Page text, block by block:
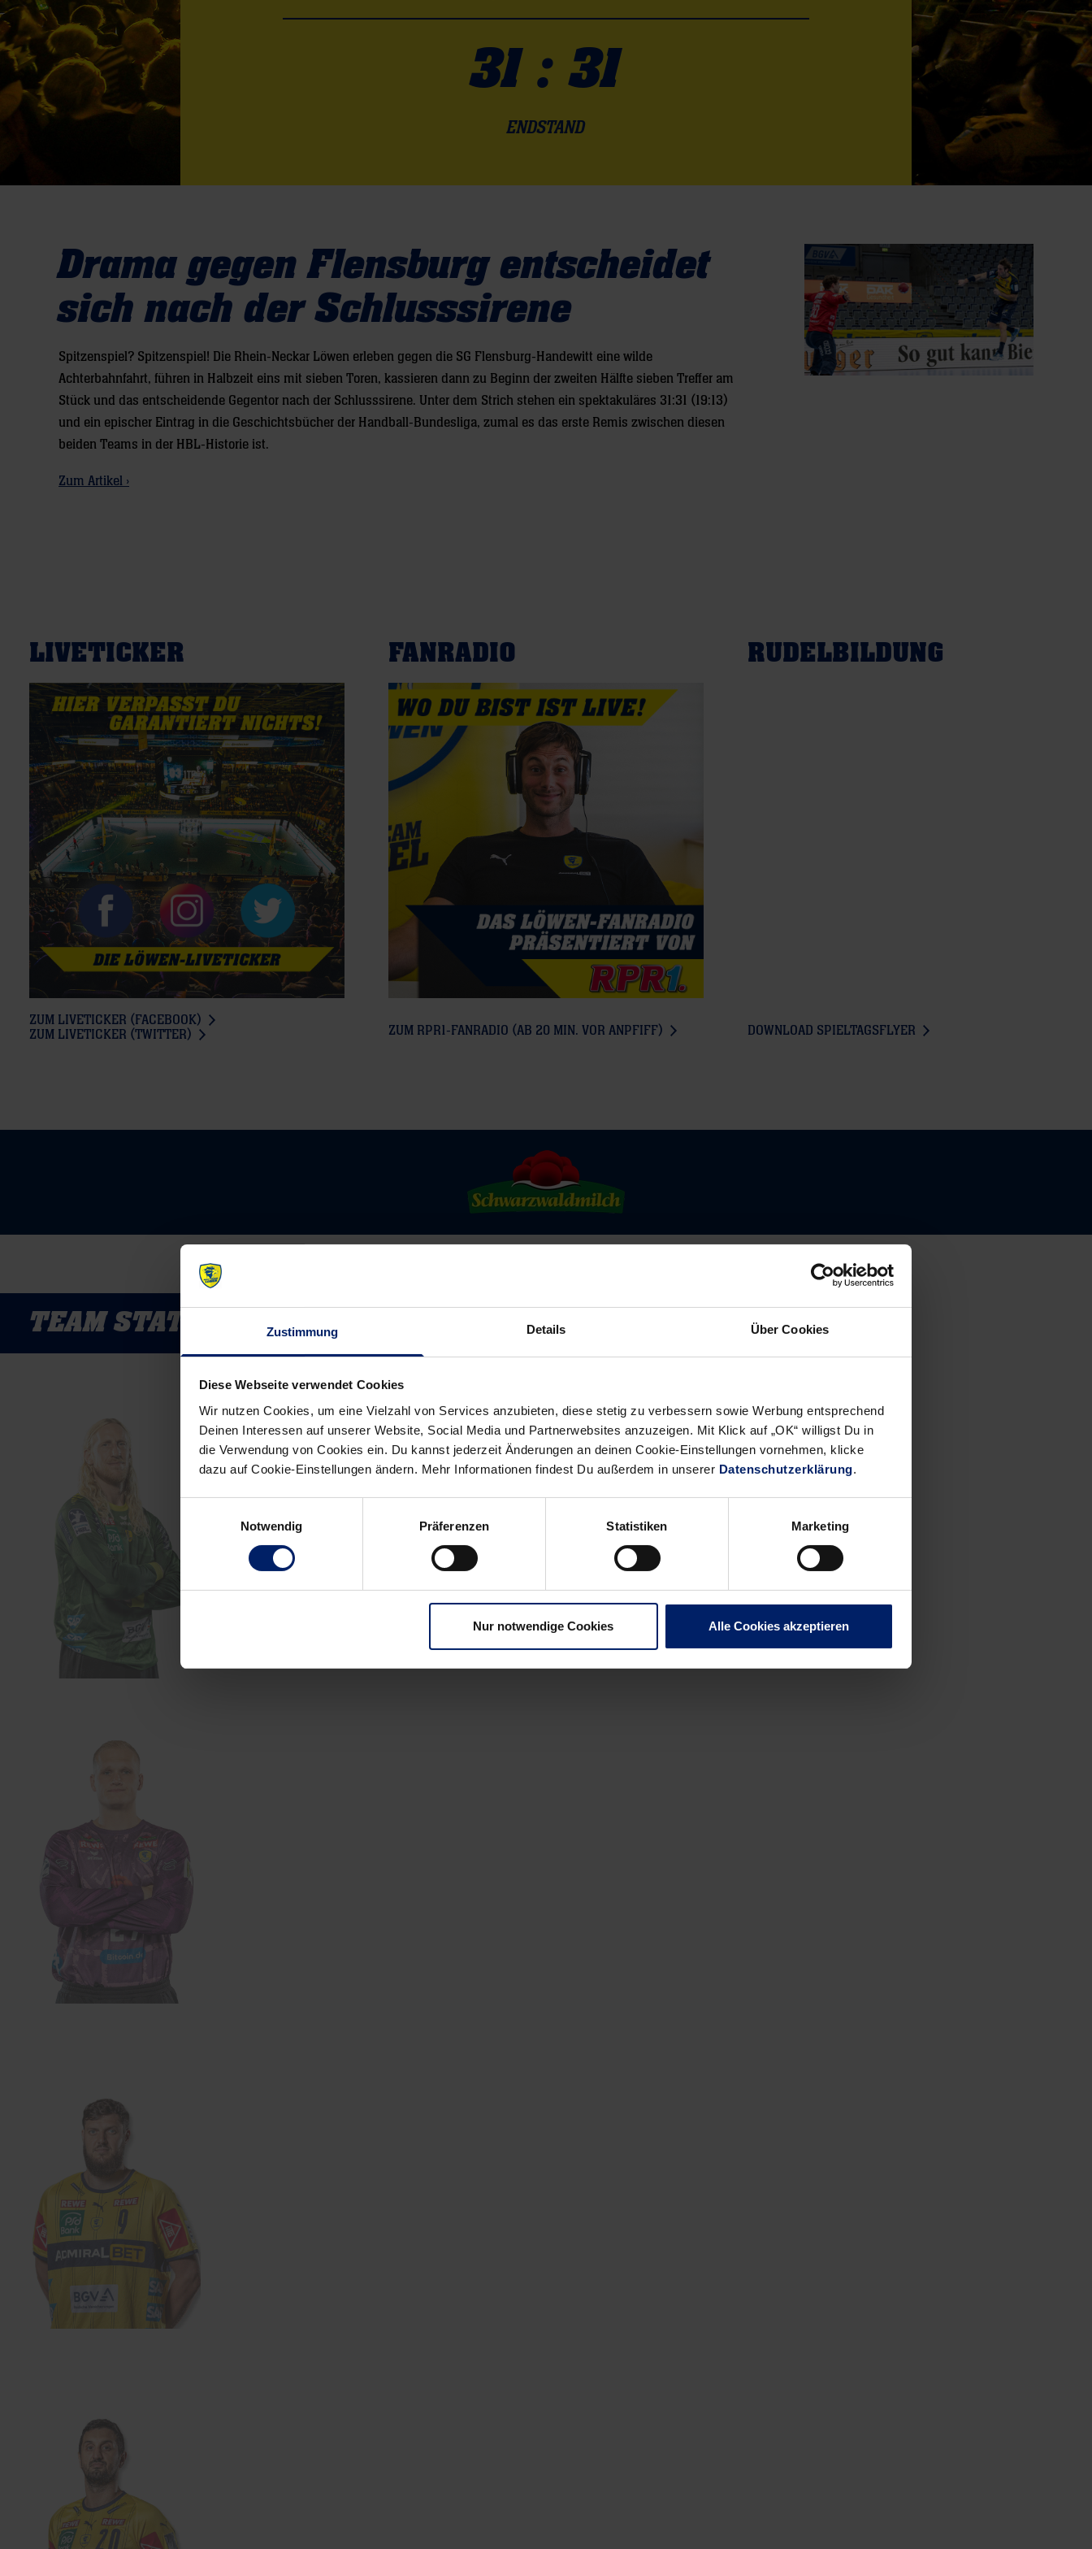
Zustimmung Details Über Cookies
Diese Webseite verwendet Cookies
Wir nutzen Cookies, um eine Vielzahl von Services anzubieten, diese stetig zu verbessern sowie Werbung entsprechend
Deinen Interessen auf unserer Website, Social Media und Partnerwebsites anzuzeigen. Mit Klick auf „OK“ willigst Du in
die Verwendung von Cookies ein. Du kannst jederzeit Änderungen an deinen Cookie-Einstellungen vornehmen, klicke
dazu auf Cookie-Einstellungen ändern. Mehr Informationen findest Du außerdem in unserer Datenschutzerklärung.
Notwendig
Präferenzen Statistiken Marketing
Nur notwendige Cookies Alle Cookies akzeptieren
31 : 31
ENDSTAND
Drama gegen Flensburg entscheidet
sich nach der Schlusssirene
Spitzenspiel? Spitzenspiel! Die Rhein-Neckar Löwen erleben gegen die SG Flensburg-Handewitt eine wilde
Achterbahnfahrt, führen in Halbzeit eins mit sieben Toren, kassieren dann zu Beginn der zweiten Hälfte sieben Treffer am
Stück und das entscheidende Gegentor nach der Schlusssirene. Unter dem Strich stehen ein spektakuläres 31:31 (19:13)
und ein epischer Eintrag in die Geschichtsbücher der Handball-Bundesliga, zumal es das erste Remis zwischen diesen
beiden Teams in der HBL-Historie ist.
Zum Artikel ›
LIVETICKER
ZUM LIVETICKER (FACEBOOK)
ZUM LIVETICKER (TWITTER)
FANRADIO
ZUM RPR1-FANRADIO (AB 20 MIN. VOR ANPFIFF)
RUDELBILDUNG
DOWNLOAD SPIELTAGSFLYER
TEAM STATUS